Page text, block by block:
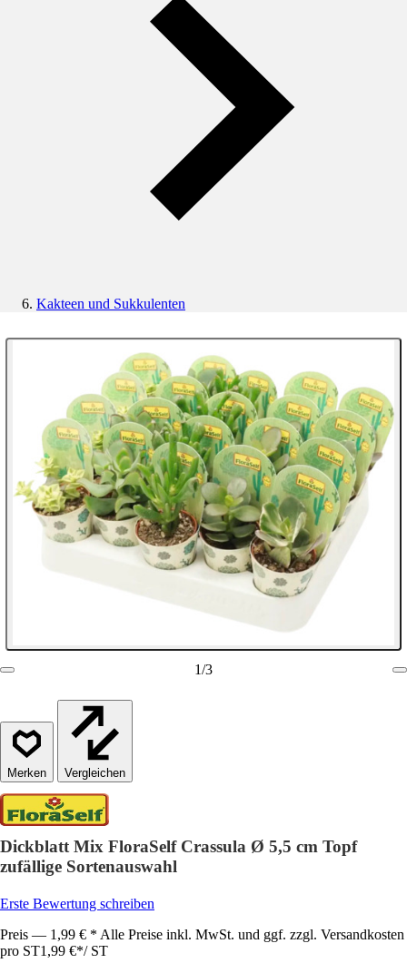
Kakteen und Sukkulenten
1/3
Vergleichen
Dickblatt Mix FloraSelf Crassula Ø 5,5 cm Topf
zufällige Sortenauswahl
Erste Bewertung schreiben
Preis — 1,99 € * Alle Preise inkl. MwSt. und ggf. zzgl. Versandkosten
pro ST1,99 €*/ ST